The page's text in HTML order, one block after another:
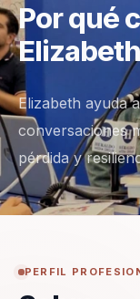
Por qué
Elizabeth
Elizabeth ayuda
conversaciones
pérdida y
PERFIL